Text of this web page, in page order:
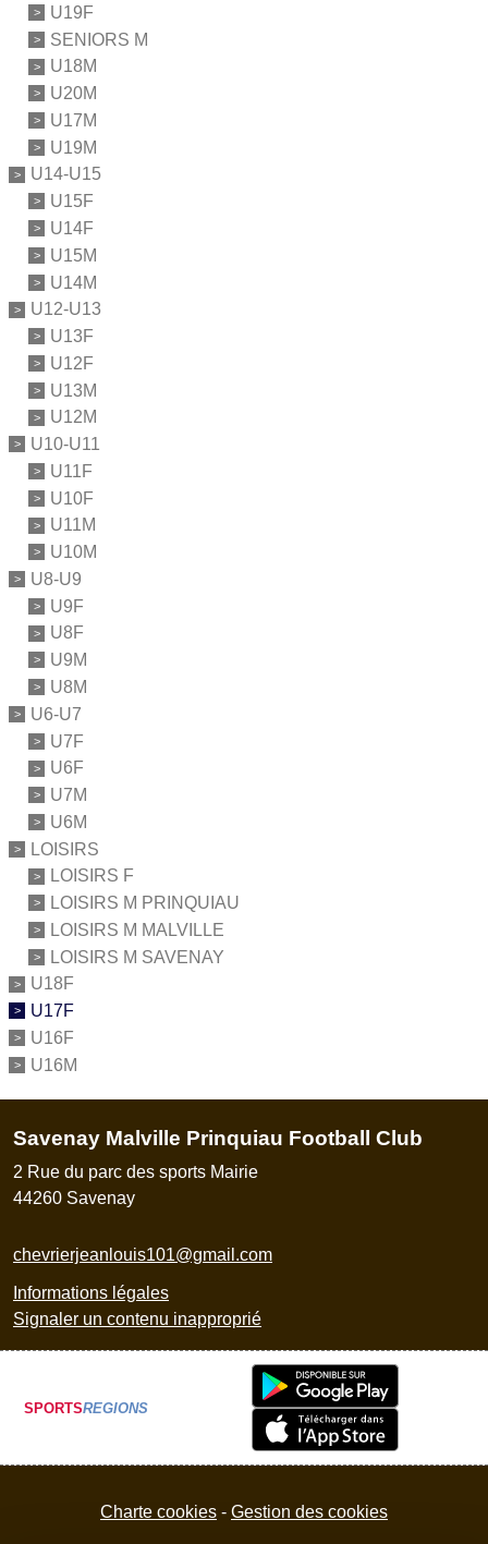
U19F
SENIORS M
U18M
U20M
U17M
U19M
U14-U15
U15F
U14F
U15M
U14M
U12-U13
U13F
U12F
U13M
U12M
U10-U11
U11F
U10F
U11M
U10M
U8-U9
U9F
U8F
U9M
U8M
U6-U7
U7F
U6F
U7M
U6M
LOISIRS
LOISIRS F
LOISIRS M PRINQUIAU
LOISIRS M MALVILLE
LOISIRS M SAVENAY
U18F
U17F
U16F
U16M
Savenay Malville Prinquiau Football Club
2 Rue du parc des sports Mairie
44260 Savenay
chevrierjeanlouis101@gmail.com
Informations légales
Signaler un contenu inapproprié
SPORTSREGIONS
Charte cookies Gestion des cookies